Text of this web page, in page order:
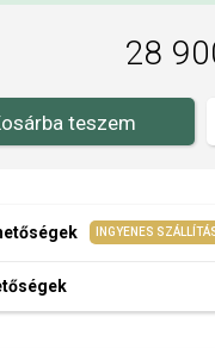
(www.Pandora.net)
ékszert vásárol,
28
teszem
INGYENES